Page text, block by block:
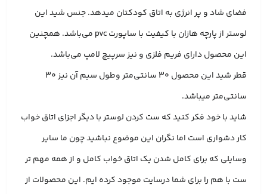
فضای شاد و پر انرژی به اتاق کودکتان میدهد. جنس شید این
لوستر از پارچه هازان با کیفیت با ساپورت pvc می‌باشد. همچنین
این محصول دارای فریم فلزی و نیز سرپیچ لامپ می‌باشد.
قطر شید این محصول 30 سانتی‌متر وطول سیم آن نیز 30
سانتی‌متر میباشد.
شاید با خود فکر کنید که ست کردن لوستر با دیگر اجزای اتاق خواب
کار دشواری است اما نگران این موضوع نباشید چون ما سایر
وسایلی که برای کامل شدن یک اتاق خواب کامل و از همه مهم تر
ست با هم را برای شما درسایت موجود کرده ایم. این محصولات از